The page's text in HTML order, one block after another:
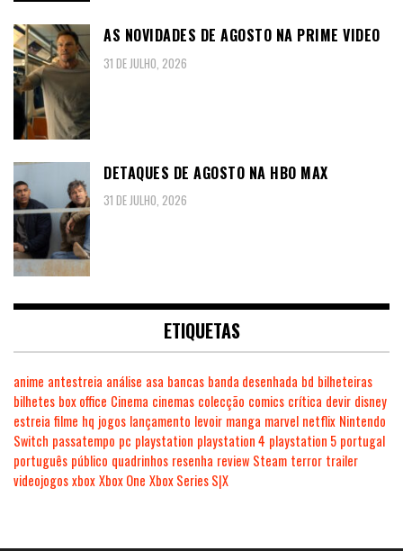
AS NOVIDADES DE AGOSTO NA PRIME VIDEO
31 DE JULHO, 2026
DETAQUES DE AGOSTO NA HBO MAX
31 DE JULHO, 2026
ETIQUETAS
anime antestreia análise asa bancas banda desenhada bd bilheteiras
bilhetes box office Cinema cinemas colecção comics crítica devir disney
estreia filme hq jogos lançamento levoir manga marvel netflix Nintendo
Switch passatempo pc playstation playstation 4 playstation 5 portugal
português público quadrinhos resenha review Steam terror trailer
videojogosxboxXbox One Xbox Series S|X